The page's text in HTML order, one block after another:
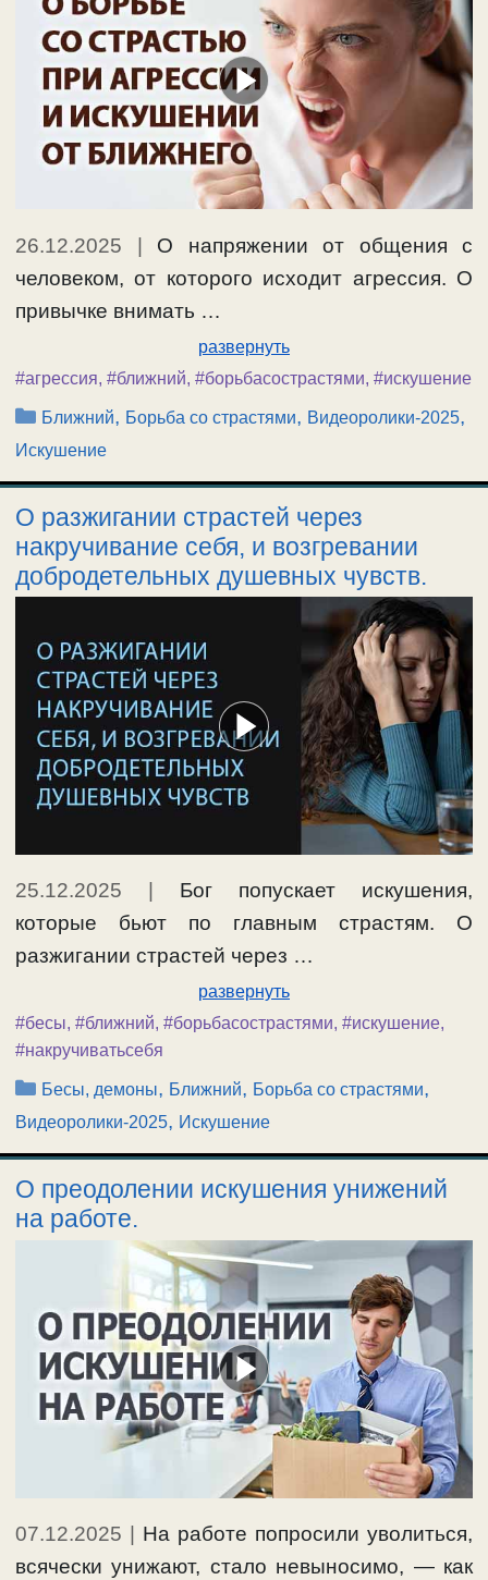
26.12.2025 | О напряжении от общения с
человеком, от которого исходит агрессия. О
привычке внимать …
развернуть
#агрессия, #ближний, #борьбасострастями, #искушение
Рубрики
Ближний, Борьба со страстями, Видеоролики-2025,
Искушение
О разжигании страстей через
накручивание себя, и возгревании
добродетельных душевных чувств.
25.12.2025
Бог попускает искушения,
которые бьют по главным страстям. О
разжигании страстей через …
развернуть
#бесы, #ближний, #борьбасострастями, #искушение,
#накручиватьсебя
Рубрики
Бесы, демоны, Ближний, Борьба со страстями,
Видеоролики-2025, Искушение
О преодолении искушения унижений
на работе.
07.12.2025
На работе попросили уволиться,
всячески унижают, стало невыносимо, — как